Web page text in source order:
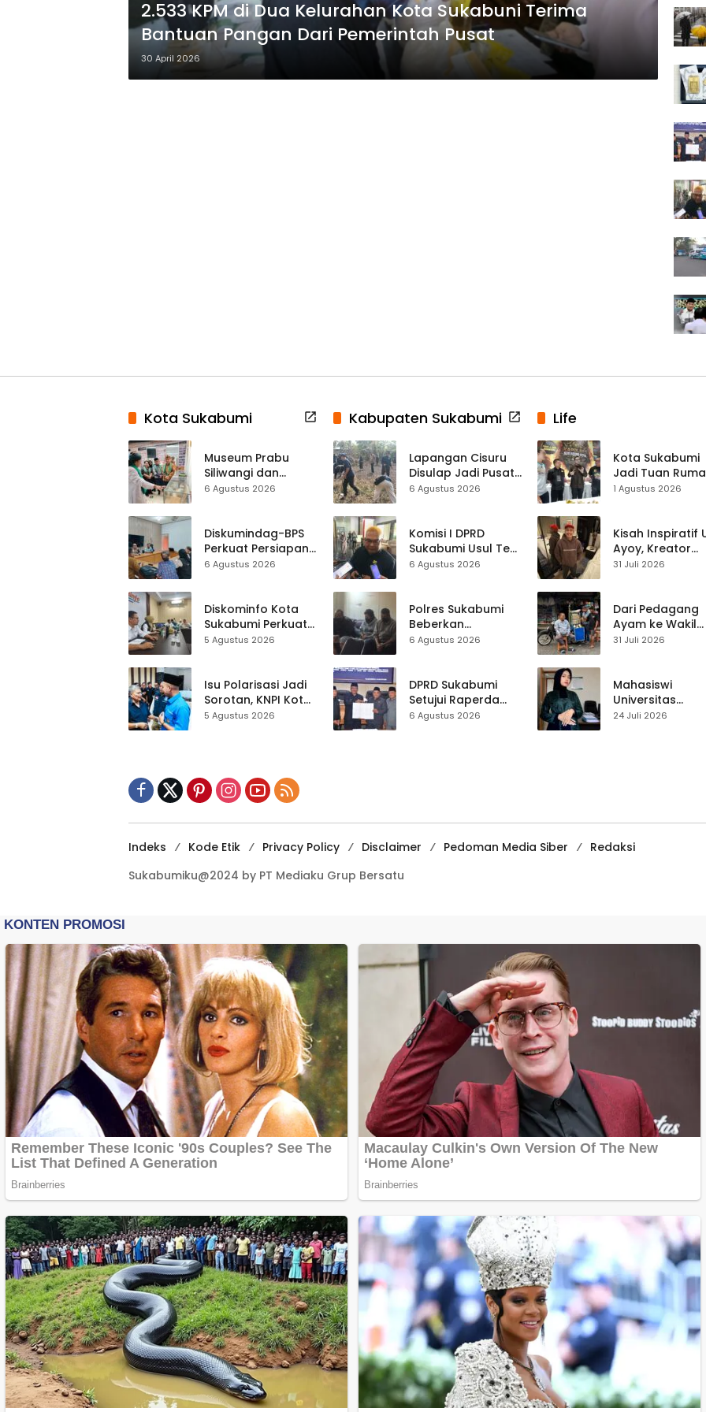
2.533 KPM di Dua Kelurahan Kota Sukabuni Terima
Bantuan Pangan Dari Pemerintah Pusat
30 April 2026
Kota Sukabumi
Museum Prabu
Siliwangi dan
Museum Keramik
Hampir 500 Koleksi
Dipisahkan
6 Agustus 2026
Diskumindag-BPS
Perkuat Persiapan
Sensus Ekonomi,
Terbuka Beri Data
6 Agustus 2026
Diskominfo Kota
Sukabumi Perkuat
Satu Data
Kewilayahan
Dikebut
5 Agustus 2026
Isu Polarisasi Jadi
Sorotan, KNPI Kota
Sukabumi Ajak
5 Agustus 2026
Kabupaten Sukabumi
Lapangan Cisuru
Disulap Jadi Pusat
Perayaan HUT RI,
Satukan Tenaga
6 Agustus 2026
Komisi I DPRD
Sukabumi Usul Tes
Rambut Jadi
2027
6 Agustus 2026
Polres Sukabumi
Beberkan
Kronologi
dalam Kasus Sabu
6 Agustus 2026
DPRD Sukabumi
Setujui Raperda
Disabilitas,
6 Agustus 2026
Life
Kota Sukabumi
Jadi Tuan
Kontes Batu Akik
1 Agustus 2026
Kisah Inspiratif
Ayoy, Kreator
TikTok Asal
Live Streaming
31 Juli 2026
Dari Pedagang
Ayam ke Wakil
Ketua DPRD, H.
Pasar Cisaat
31 Juli 2026
Mahasiswi
Universitas
Muhammadiyah
24 Juli 2026
Indeks Kode Etik Privacy Policy Disclaimer Pedoman Media Siber
Redaksi
Sukabumiku@2024 by PT Mediaku Grup Bersatu